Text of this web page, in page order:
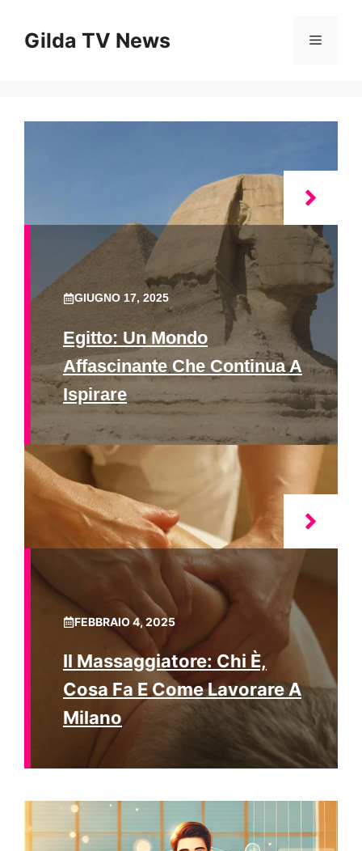
contenuto
Gilda TV News Menu
GIUGNO 17, 2025
Egitto: Un Mondo
Affascinante Che Continua A
Ispirare
FEBBRAIO 4, 2025
Il Massaggiatore: Chi È,
Cosa Fa E Come Lavorare A
Milano